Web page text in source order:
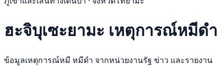
ฮะจิบุเซะยามะ เหตุการณ์หมีดำ
ข้อมูลเหตุการณ์หมี หมีดำ จากหน่วยงานรัฐ ข่าว และรายงาน